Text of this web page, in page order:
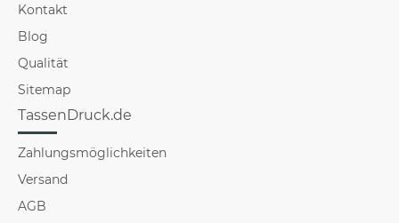
Kontakt
Blog
Qualität
Sitemap
TassenDruck.de
Zahlungsmöglichkeiten
Versand
AGB